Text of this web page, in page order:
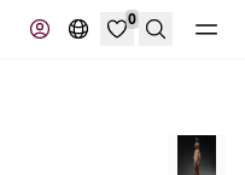
0
Recherche